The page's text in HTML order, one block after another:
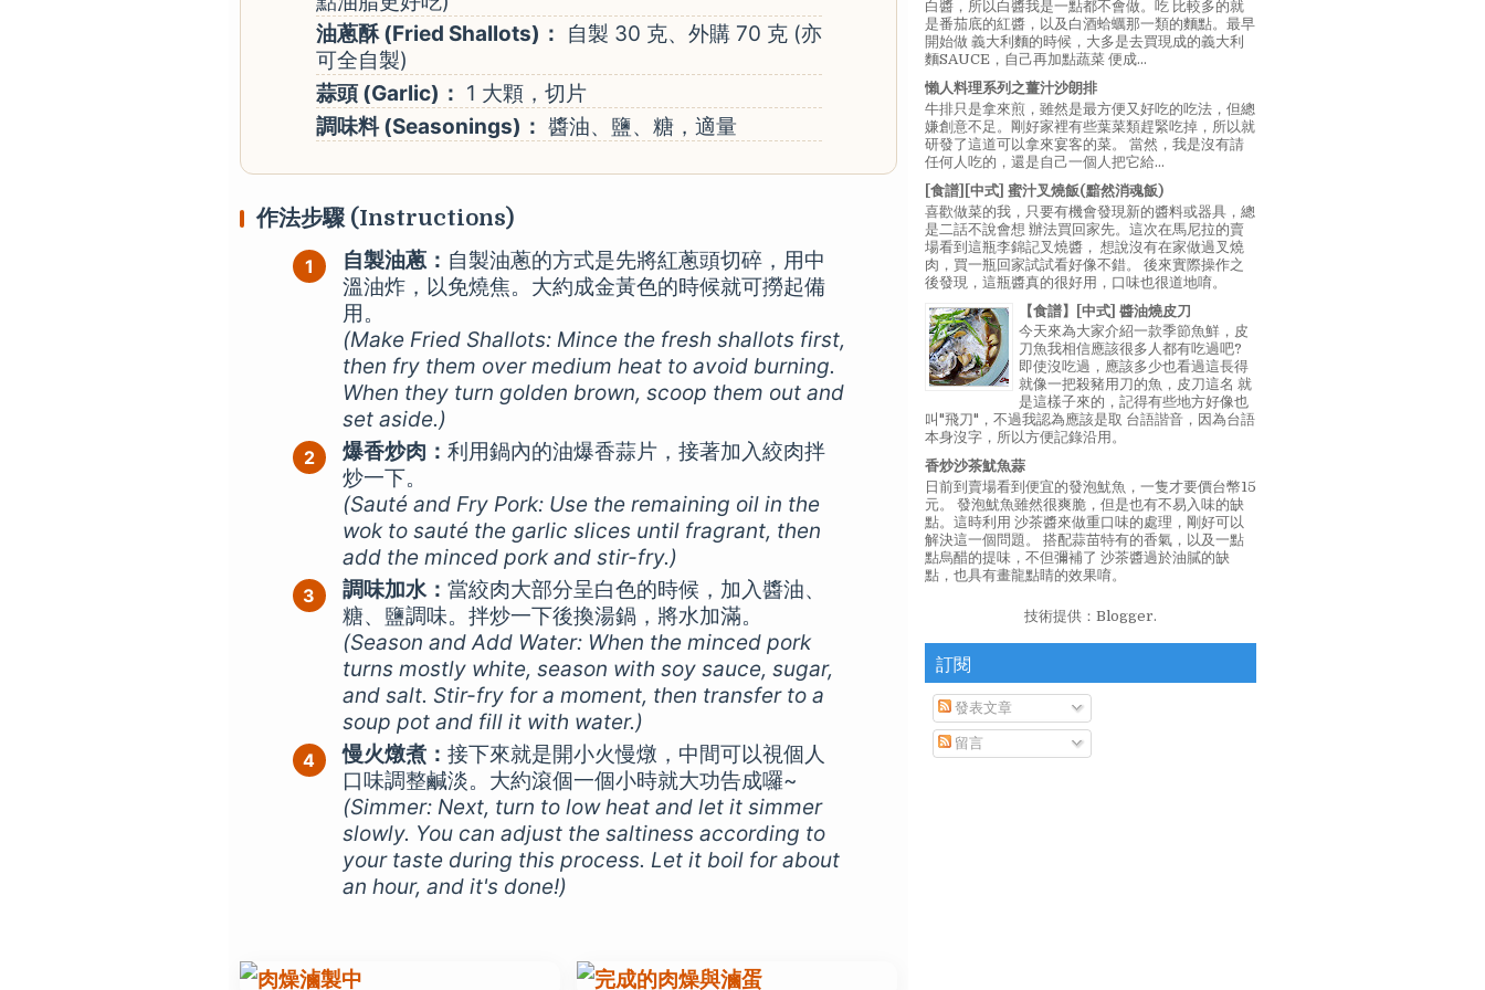
油蔥酥 (Fried Shallots)：
自製 30 克、外購 70 克 (亦
可全自製)
蒜頭 (Garlic)： 1 大顆，切片
調味料 (Seasonings)： 醬油、鹽、糖，適量
作法步驟 (Instructions)
自製油蔥： 自製油蔥的方式是先將紅蔥頭切碎，用中
溫油炸，以免燒焦。大約成金黃色的時候就可撈起備
用。
(Make Fried Shallots: Mince the fresh shallots first,
then fry them over medium heat to avoid burning.
When they turn golden brown, scoop them out and
set aside.)
爆香炒肉： 利用鍋內的油爆香蒜片，接著加入絞肉拌
炒一下。
(Sauté and Fry Pork: Use the remaining oil in the
wok to sauté the garlic slices until fragrant, then
add the minced pork and stir-fry.)
調味加水： 當絞肉大部分呈白色的時候，加入醬油、
糖、鹽調味。拌炒一下後換湯鍋，將水加滿。
(Season and Add Water: When the minced pork
turns mostly white, season with soy sauce, sugar,
and salt. Stir-fry for a moment, then transfer to a
soup pot and fill it with water.)
慢火燉煮： 接下來就是開小火慢燉，中間可以視個人
口味調整鹹淡。大約滾個一個小時就大功告成囉~
(Simmer: Next, turn to low heat and let it simmer
slowly. You can adjust the saltiness according to
your taste during this process. Let it boil for about
an hour, and it's done!)
白醬，所以白醬我是一點都不會做。吃 比較多的就
是番茄底的紅醬，以及白酒蛤蠣那一類的麵點。最早
開始做 義大利麵的時候，大多是去買現成的義大利
麵SAUCE，自己再加點蔬菜 便成...
懶人料理系列之薑汁沙朗排
牛排只是拿來煎，雖然是最方便又好吃的吃法，但總
嫌創意不足。剛好家裡有些葉菜類趕緊吃掉，所以就
研發了這道可以拿來宴客的菜。 當然，我是沒有請
任何人吃的，還是自己一個人把它給...
[食譜][中式] 蜜汁叉燒飯(黯然消魂飯)
喜歡做菜的我，只要有機會發現新的醬料或器具，總
是二話不說會想 辦法買回家先。這次在馬尼拉的賣
場看到這瓶李錦記叉燒醬， 想說沒有在家做過叉燒
肉，買一瓶回家試試看好像不錯。 後來實際操作之
後發現，這瓶醬真的很好用，口味也很道地唷。
【食譜】[中式] 醬油燒皮刀
今天來為大家介紹一款季節魚鮮，皮
刀魚我相信應該很多人都有吃過吧?
即使沒吃過，應該多少也看過這長得
就像一把殺豬用刀的魚，皮刀這名 就
是這樣子來的，記得有些地方好像也
叫"飛刀"，不過我認為應該是取 台語諧音，因為台語
本身沒字，所以方便記錄沿用。
香炒沙茶魷魚蒜
日前到賣場看到便宜的發泡魷魚，一隻才要價台幣15
元。 發泡魷魚雖然很爽脆，但是也有不易入味的缺
點。這時利用 沙茶醬來做重口味的處理，剛好可以
解決這一個問題。 搭配蒜苗特有的香氣，以及一點
點烏醋的提味，不但彌補了 沙茶醬過於油膩的缺
點，也具有畫龍點睛的效果唷。
技術提供： Blogger.
訂閱
發表文章
留言